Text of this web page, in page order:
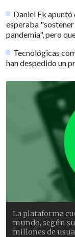
Daniel Ek
esperaba
pandemia", pero
Tecnológicas
han despedido un
La plataforma
mundo, según
millones de